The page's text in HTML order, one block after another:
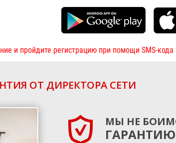
и пройдите регистрацию при помощи SMS-кода
ОТ ДИРЕКТОРА СЕТИ
МЫ НЕ
ГАРАНТИЮ